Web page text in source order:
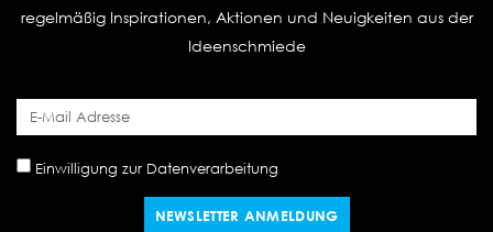
regelmäßig Inspirationen, Aktionen und Neuigkeiten aus der
Ideenschmiede
Einwilligung zur Datenverarbeitung
NEWSLETTER ANMELDUNG